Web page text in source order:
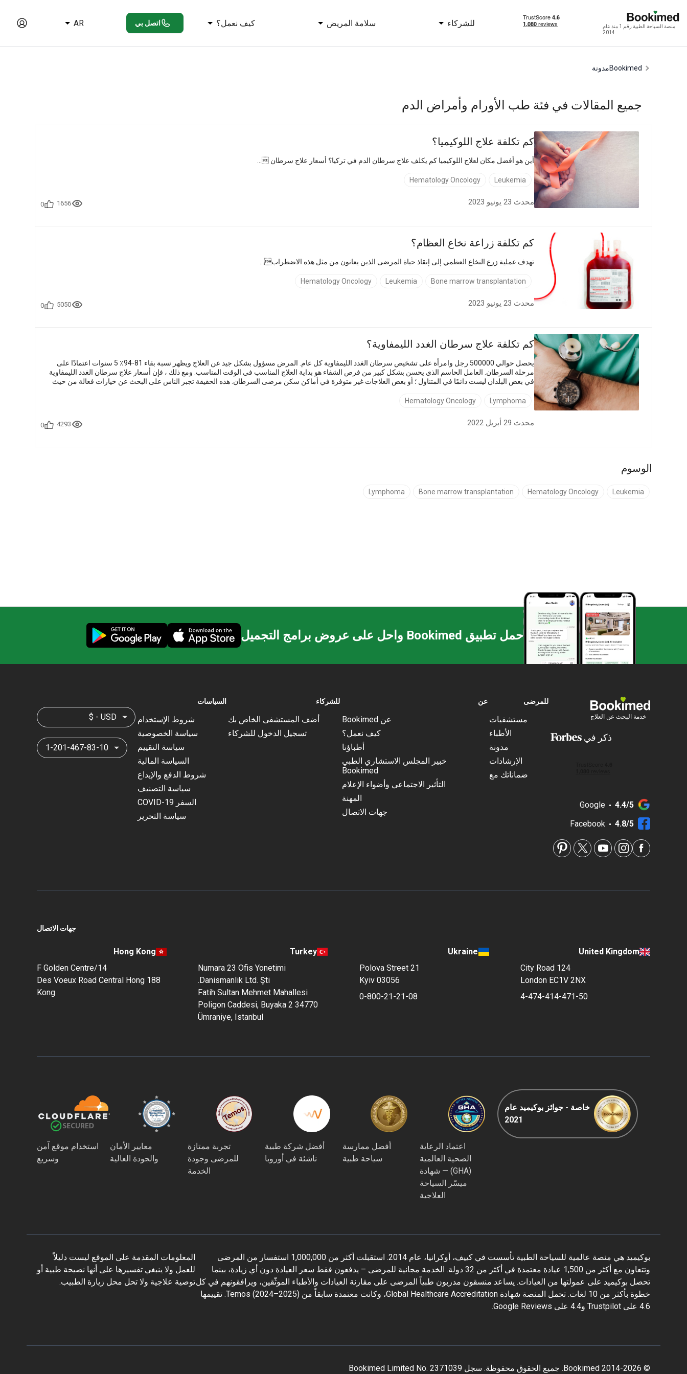
منصة السياحة الطبية رقم 1 منذ عام
2014
للشركاء سلامة المريض كيف نعمل؟ اتصل بي AR
Bookimed مدونة
جميع المقالات في فئة طب الأورام وأمراض الدم
كم تكلفة علاج اللوكيميا؟
أين هو أفضل مكان لعلاج اللوكيميا كم يكلف علاج سرطان الدم في تركيا؟ أسعار علاج سرطان ...
Leukemia
Hematology Oncology
محدث 23 يونيو 2023 1656
0
كم تكلفة زراعة نخاع العظام؟
تهدف عملية زرع النخاع العظمي إلى إنقاذ حياة المرضى الذين يعانون من مثل هذه الاضطراب...
Bone marrow transplantation
Leukemia
Hematology Oncology
محدث 23 يونيو 2023 5050
0
كم تكلفة علاج سرطان الغدد الليمفاوية؟
يحصل حوالي 500000 رجل وامرأة على تشخيص سرطان الغدد الليمفاوية كل عام. المرض مسؤول بشكل جيد عن العلاج ويظهر نسبة بقاء 81-94٪ 5 سنوات اعتمادًا على
مرحلة السرطان. العامل الحاسم الذي يحسن بشكل كبير من فرص الشفاء هو بداية العلاج المناسب في الوقت المناسب. ومع ذلك ، فإن أسعار علاج سرطان الغدد الليمفاوية
في بعض البلدان ليست دائمًا في المتناول ؛ أو بعض العلاجات غير متوفرة في أماكن سكن مرضى السرطان. هذه الحقيقة تجبر الناس على البحث عن خيارات فعالة من حيث
Lymphoma
Hematology Oncology
محدث 29 أبريل 2022 4293
0
الوسوم
Leukemia
Hematology Oncology
Bone marrow transplantation
Lymphoma
حمل تطبيق Bookimed واحل على عروض برامج التجميل
خدمة البحث عن العلاج
ذكر في
4.4/5
Google
4.8/5
Facebook
للمرضى
مستشفيات
الأطباء
مدونة
الإرشادات
ضماناتك مع
عن
عن Bookimed
كيف نعمل؟
أطباؤنا
خبير المجلس الاستشاري الطبي
Bookimed
التأثير الاجتماعي وأضواء الإعلام
المهنة
جهات الاتصال
للشركاء
أضف المستشفى الخاص بك
تسجيل الدخول للشركاء
السياسات
شروط الإستخدام
سياسة الخصوصية
سياسة التقييم
السياسة المالية
شروط الدفع والإيداع
سياسة التصنيف
السفر COVID-19
سياسة التحرير
$ - USD
1-201-467-83-10
جهات الاتصال
United Kingdom
124 City Road
London EC1V 2NX
4-474-414-471-50
Ukraine
Polova Street 21
Kyiv 03056
0-800-21-21-08
Turkey
Numara 23 Ofis Yonetimi
Danismanlik Ltd. Şti.
Fatih Sultan Mehmet Mahallesi
Poligon Caddesi, Buyaka 2 34770
Ümraniye, Istanbul
Hong Kong
14/F Golden Centre
188 Des Voeux Road Central Hong
Kong
خاصة - جوائز بوكيميد عام
2021
اعتماد الرعاية
الصحية العالمية
(GHA) — شهادة
ميسّر السياحة
العلاجية
أفضل ممارسة
سياحة طبية
أفضل شركة طبية
ناشئة في أوروبا
تجربة ممتازة
للمرضى وجودة
الخدمة
معايير الأمان
والجودة العالية
استخدام موقع آمن
وسريع
بوكيميد هي منصة عالمية للسياحة الطبية تأسست في كييف، أوكرانيا، عام 2014. استقبلت أكثر من 1,000,000 استفسار من المرضى
وتتعاون مع أكثر من 1,500 عيادة معتمدة في أكثر من 32 دولة. الخدمة مجانية للمرضى – يدفعون فقط سعر العيادة دون أي زيادة، بينما
تحصل بوكيميد على عمولتها من العيادات. يساعد منسقون مدربون طبياً المرضى على مقارنة العيادات والأطباء الموثّقين، ويرافقونهم في كل
خطوة بأكثر من 10 لغات. تحمل المنصة شهادة Global Healthcare Accreditation، وكانت معتمدة سابقاً من Temos (2024–2025). تقييمها
4.6 على Trustpilot و4.4 على Google Reviews.
المعلومات المقدمة على الموقع ليست دليلاً
للعمل ولا ينبغي تفسيرها على أنها نصيحة طبية أو
توصية علاجية ولا تحل محل زيارة الطبيب.
© 2014-2026 Bookimed. جميع الحقوق محفوظة. سجل Bookimed Limited No. 2371039